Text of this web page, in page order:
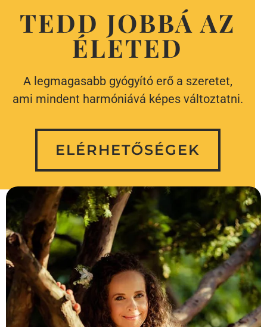
TEDD JOBBÁ AZ
ÉLETED
A legmagasabb gyógyító erő a szeretet,
ami mindent harmóniává képes változtatni.
ELÉRHETŐSÉGEK